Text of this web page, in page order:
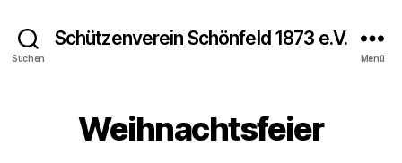
Suchen
Schützenverein Schönfeld 1873 e.V.
Menü
Weihnachtsfeier